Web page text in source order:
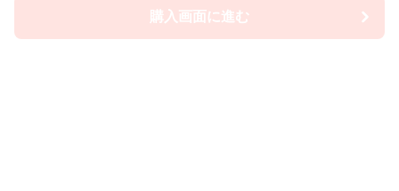
購入画面に進む
購入画面に進む